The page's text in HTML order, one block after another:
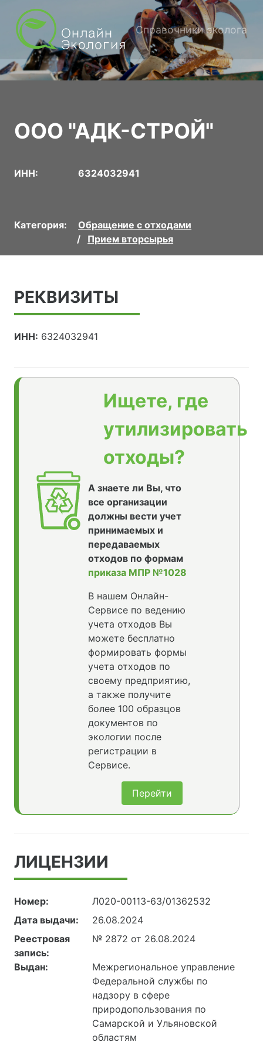
Справочники эколога
ООО "АДК-СТРОЙ"
ИНН: 6324032941
Категория:
Обращение с отходами
Прием вторсырья
РЕКВИЗИТЫ
ИНН: 6324032941
Ищете, где
утилизировать
отходы?
А знаете ли Вы, что
все организации
должны вести учет
принимаемых и
передаваемых
отходов по формам
приказа МПР №1028
В нашем Онлайн-
Сервисе по ведению
учета отходов Вы
можете бесплатно
формировать формы
учета отходов по
своему предприятию,
а также получите
более 100 образцов
документов по
экологии после
регистрации в
Сервисе.
Перейти
ЛИЦЕНЗИИ
Номер:
Л020-00113-63/01362532
Дата выдачи:
26.08.2024
Реестровая
запись:
№ 2872 от 26.08.2024
Выдан:
Межрегиональное управление
Федеральной службы по
надзору в сфере
природопользования по
Самарской и Ульяновской
областям